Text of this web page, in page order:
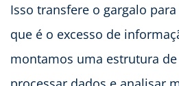
Isso transfere o gargalo
que é o excesso de
montamos uma estrutura